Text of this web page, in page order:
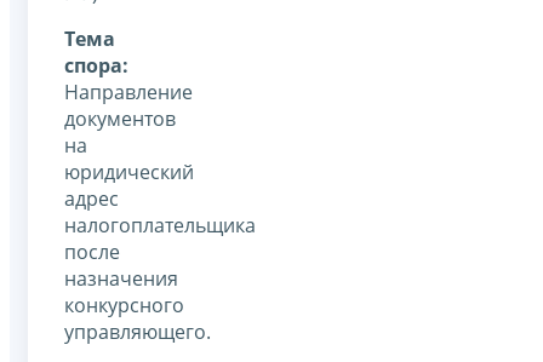
Тема
спора:
Направление
документов
на
юридический
адрес
налогоплательщика
после
назначения
конкурсного
управляющего.